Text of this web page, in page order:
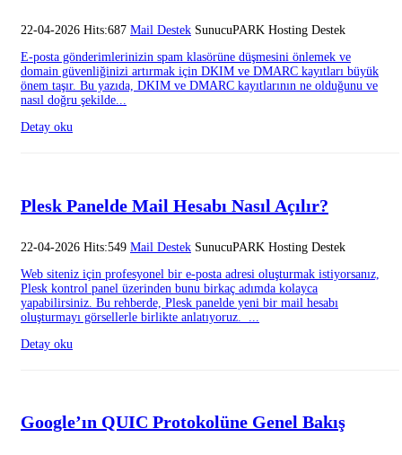
22-04-2026 Hits:687 Mail Destek SunucuPARK Hosting Destek
E-posta gönderimlerinizin spam klasörüne düşmesini önlemek ve
domain güvenliğinizi artırmak için DKIM ve DMARC kayıtları büyük
önem taşır. Bu yazıda, DKIM ve DMARC kayıtlarının ne olduğunu ve
nasıl doğru şekilde...
Detay oku
Plesk Panelde Mail Hesabı Nasıl Açılır?
22-04-2026 Hits:549 Mail Destek SunucuPARK Hosting Destek
Web siteniz için profesyonel bir e-posta adresi oluşturmak istiyorsanız,
Plesk kontrol panel üzerinden bunu birkaç adımda kolayca
yapabilirsiniz. Bu rehberde, Plesk panelde yeni bir mail hesabı
oluşturmayı görsellerle birlikte anlatıyoruz. ...
Detay oku
Google’ın QUIC Protokolüne Genel Bakış